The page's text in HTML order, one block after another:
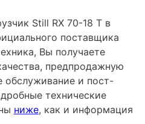
Still RX 70-18 T в
поставщика
Вы получаете
предпродажную
обслуживание и пост-
технические
ниже, как и информация